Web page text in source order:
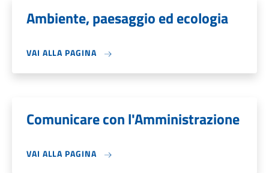
Ambiente, paesaggio ed ecologia
VAI ALLA PAGINA
Comunicare con l'Amministrazione
VAI ALLA PAGINA